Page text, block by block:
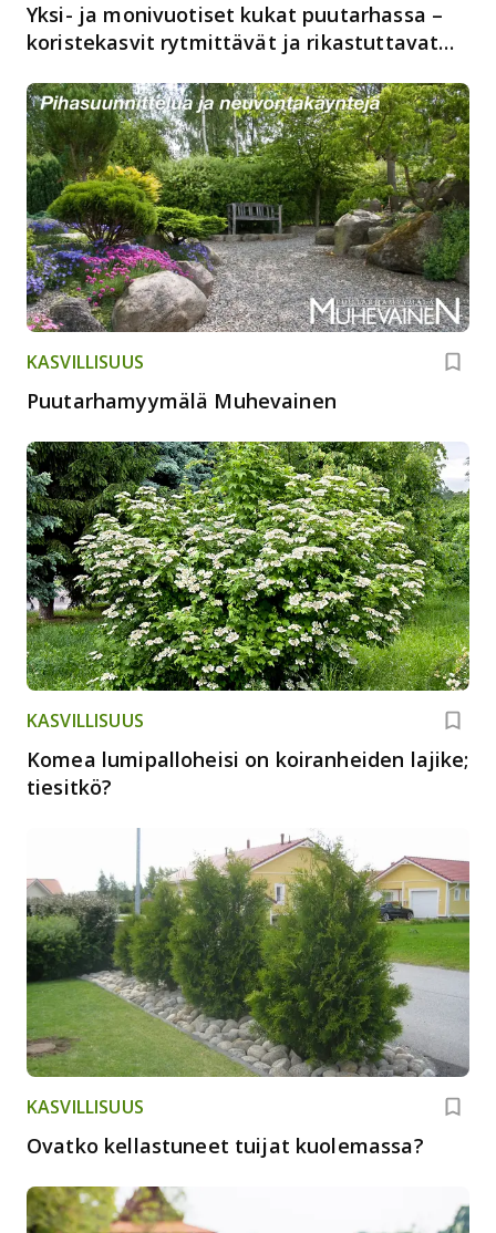
Yksi- ja monivuotiset kukat puutarhassa –
koristekasvit rytmittävät ja rikastuttavat
KASVILLISUUS
Puutarhamyymälä Muhevainen
KASVILLISUUS
Komea lumipalloheisi on koiranheiden lajike;
tiesitkö?
KASVILLISUUS
Ovatko kellastuneet tuijat kuolemassa?